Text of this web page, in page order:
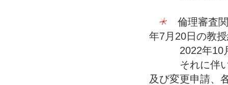
倫理審査関
年7月20日の教
2022年10月1
それに伴い、
及び変更申請、